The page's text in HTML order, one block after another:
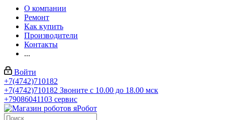
О компании
Ремонт
Как купить
Производители
Контакты
...
Войти
+7(4742)710182
+7(4742)710182 Звоните с 10.00 до 18.00 мск
+79086041103 сервис